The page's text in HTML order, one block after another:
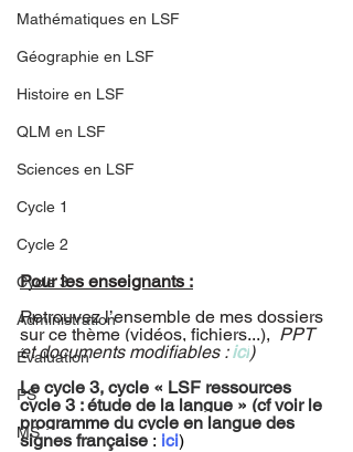
Mathématiques en LSF
Géographie en LSF
Histoire en LSF
QLM en LSF
Sciences en LSF
Cycle 1
Cycle 2
Cycle 3
Administration
Évaluation
PS
MS
Pour les enseignants :
Retrouvez l’ensemble de mes dossiers
sur ce thème (vidéos, fichiers...), PPT
et documents modifiables : ici)
Le cycle 3, cycle « LSF ressources
cycle 3 : étude de la langue » (cf voir le
programme du cycle en langue des
signes française : ici)